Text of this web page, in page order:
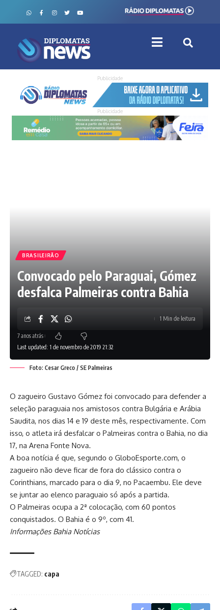
Publicidade
Publicidade
BRASILEIRÃO
Convocado pelo Paraguai, Gómez
desfalca Palmeiras contra Bahia
Last updated: 1 de novembro de 2019 21:32
7 anos atrás
1 Min de leitura
Foto: Cesar Greco / SE Palmeiras
O zagueiro Gustavo Gómez foi convocado para defender a
seleção paraguaia nos amistosos contra Bulgária e Arábia
Saudita, nos dias 14 e 19 deste mês, respectivamente. Com
isso, o atleta irá desfalcar o Palmeiras contra o Bahia, no dia
17, na Arena Fonte Nova.
A boa notícia é que, segundo o GloboEsporte.com, o
zagueiro não deve ficar de fora do clássico contra o
Corinthians, marcado para o dia 9, no Pacaembu. Ele deve
se juntar ao elenco paraguaio só após a partida.
O Palmeiras ocupa a 2ª colocação, com 60 pontos
conquistados. O Bahia é o 9º, com 41.
Informações Bahia Notícias
TAGGED: capa